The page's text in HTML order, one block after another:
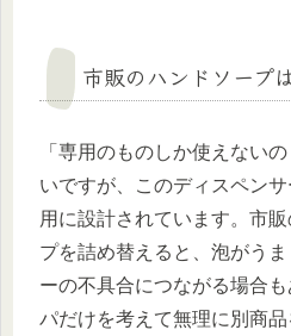
市販のハンドソープ
「専用のものしか使えない
いですが、このディスペン
用に設計されています。市
プを詰め替えると、泡がう
ーの不具合につながる場合
パだけを考えて無理に別商